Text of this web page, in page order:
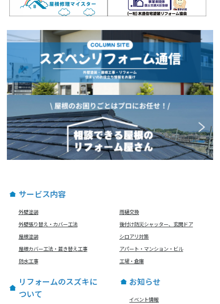
サービス内容
外壁塗装
外壁張り替え・カバー工法
屋根塗装
屋根カバー工法・葺き替え工事
防水工事
雨樋交換
後付け防災シャッター、玄関ドア
シロアリ対策
アパート・マンション・ビル
工場・倉庫
リフォームのスズキに
ついて
お知らせ
イベント情報